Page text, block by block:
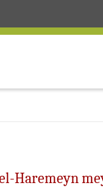
Haremeyn